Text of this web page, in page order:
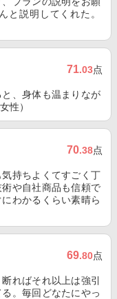
と説明してくれた。
71.03点
、身体も温まりなが
性）
70.38点
持ちよくてすごく丁
や自社商品も信頼で
わかるくらい素晴ら
69.80点
ればそれ以上は強引
。毎回どなたにやっ